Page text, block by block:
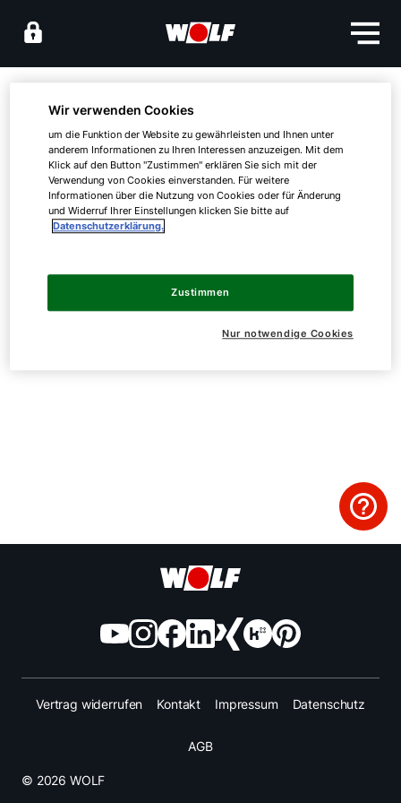
Downloads
Broschüren & Salesfolder
Hier finden Sie aktuelles
Informationsmaterial unserer WOLF Produkte zum
Download.
Im Moment gibt es noch nichts zu sehen...
© 2026 WOLF
Vertrag widerrufen Kontakt Impressum Datenschutz
AGB
Servus!
Wie können wir Ihnen helfen?
5 Jahre Garantie
Privatkunden-Downloads
Wir verwenden Cookies
um die Funktion der Website zu gewährleisten und Ihnen unter
anderem Informationen zu Ihren Interessen anzuzeigen. Mit dem
Klick auf den Button "Zustimmen" erklären Sie sich mit der
Verwendung von Cookies einverstanden. Für weitere
Informationen über die Nutzung von Cookies oder für Änderung
und Widerruf Ihrer Einstellungen klicken Sie bitte auf
Datenschutzerklärung.
Nur notwendige Cookies
Zustimmen